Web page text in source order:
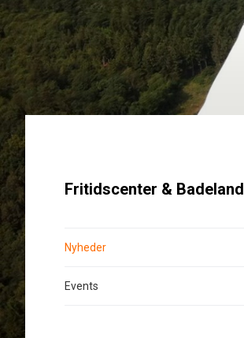
Fritidscenter & Badeland
Nyheder
Events